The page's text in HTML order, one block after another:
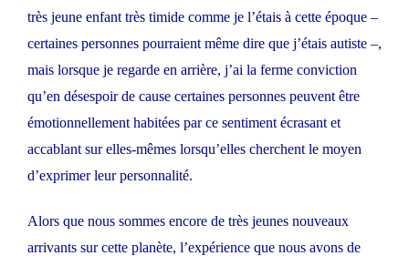
très jeune enfant très timide comme je l’étais à cette époque –
certaines personnes pourraient même dire que j’étais autiste –,
mais lorsque je regarde en arrière, j’ai la ferme conviction
qu’en désespoir de cause certaines personnes peuvent être
émotionnellement habitées par ce sentiment écrasant et
accablant sur elles-mêmes lorsqu’elles cherchent le moyen
d’exprimer leur personnalité.
Alors que nous sommes encore de très jeunes nouveaux
arrivants sur cette planète, l’expérience que nous avons de